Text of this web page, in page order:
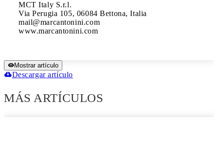
MCT Italy S.r.l.
Via Perugia 105, 06084 Bettona, Italia
mail@marcantonini.com
www.marcantonini.com
Mostrar artículo
Descargar artículo
MÁS ARTÍCULOS